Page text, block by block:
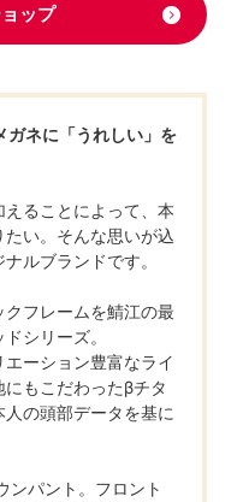
ップ
ネに「うれしい」を
ることによって、本
い。そんな思いが込
ルブランドです。
フレームを鯖江の最
シリーズ。
ーション豊富なライ
もこだわったβチタ
の頭部データを基に
ンパント。フロント